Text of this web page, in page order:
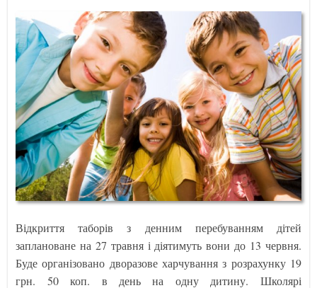
Відкриття таборів з денним перебуванням дітей
заплановане на 27 травня і діятимуть вони до 13 червня.
Буде організовано дворазове харчування з розрахунку 19
грн. 50 коп. в день на одну дитину. Школярі